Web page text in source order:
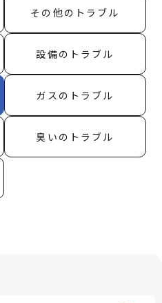
その他のトラブル
設備のトラブル
ガスのトラブル
臭いのトラブル